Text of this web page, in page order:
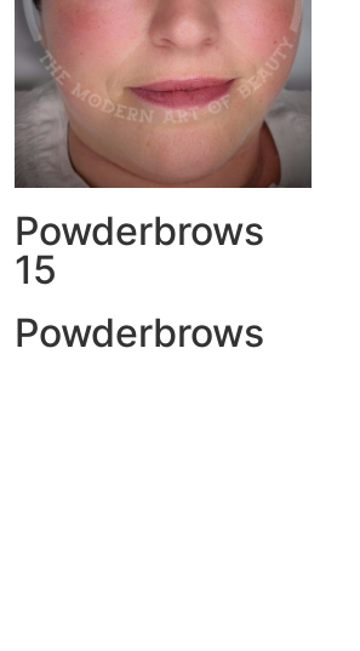
Powderbrows
15
Powderbrows